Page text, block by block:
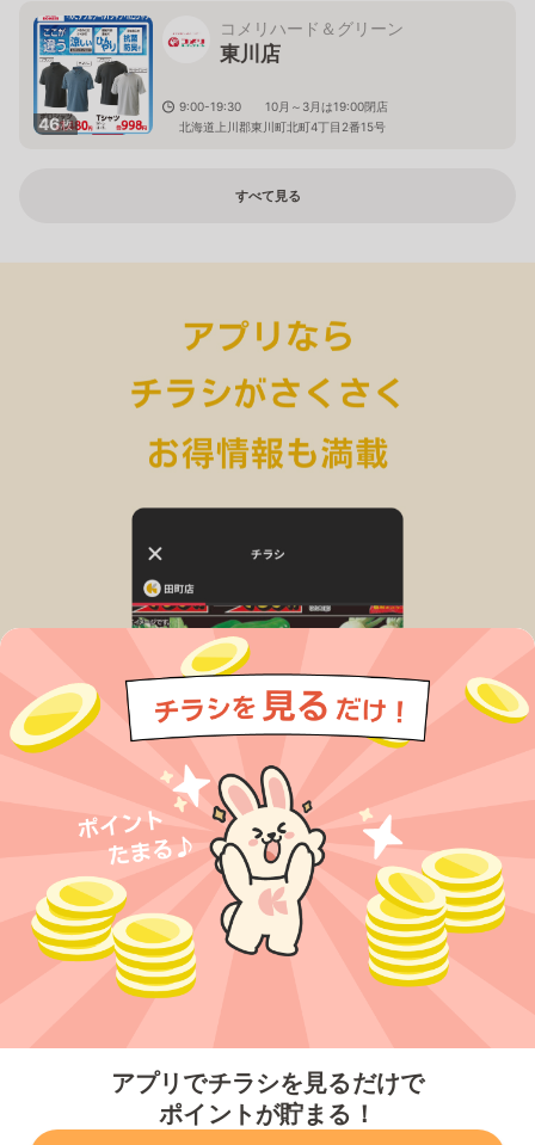
アプリでチラシを見るだけで
ポイントが貯まる！
46枚
コメリハード＆グリーン
東川店
9:00-19:30 10月～3月は19:00閉店
北海道上川郡東川町北町4丁目2番15号
すべて見る